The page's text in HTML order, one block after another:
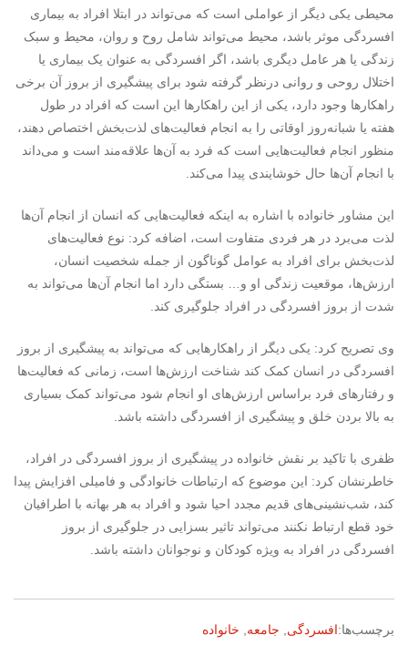
محیطی یکی دیگر از عواملی است که می‌تواند در ابتلا افراد به بیماری
افسردگی موثر باشد، محیط می‌تواند شامل روح و روان، محیط و سبک
زندگی یا هر عامل دیگری باشد، اگر افسردگی به عنوان یک بیماری یا
اختلال روحی و روانی درنظر گرفته شود برای پیشگیری از بروز آن برخی
راهکارها وجود دارد، یکی از این راهکارها این است که افراد در طول
هفته یا شبانه‌روز اوقاتی را به انجام فعالیت‌های لذت‌بخش اختصاص دهند،
منظور انجام فعالیت‌هایی است که فرد به آن‌ها علاقه‌مند است و می‌داند
با انجام آن‌ها حال خوشایندی پیدا می‌کند.
این مشاور خانواده با اشاره به اینکه فعالیت‌هایی که انسان از انجام آن‌ها
لذت می‌برد در هر فردی متفاوت است، اضافه کرد: نوع فعالیت‌های
لذت‌بخش برای افراد به عوامل گوناگون از جمله شخصیت انسان،
ارزش‌ها، موقعیت زندگی او و… بستگی دارد اما انجام آن‌ها می‌تواند به
شدت از بروز افسردگی در افراد جلوگیری کند.
وی تصریح کرد: یکی دیگر از راهکارهایی که می‌تواند به پیشگیری از بروز
افسردگی در انسان کمک کند شناخت ارزش‌ها است، زمانی که فعالیت‌ها
و رفتارهای فرد براساس‌ ارزش‌های او انجام شود می‌تواند کمک بسیاری
به بالا بردن خلق و پیشگیری از افسردگی داشته باشد.
ظفری با تاکید بر نقش خانواده در پیشگیری از بروز افسردگی در افراد،
خاطرنشان کرد: این موضوع که ارتباطات خانوادگی و فامیلی افزایش پیدا
کند، شب‌نشینی‌های قدیم مجدد احیا شود و افراد به هر بهانه با اطرافیان
خود قطع ارتباط نکنند می‌تواند تاثیر بسزایی در جلوگیری از بروز
افسردگی در افراد به ویژه کودکان و نوجوانان داشته باشد.
برچسب‌ها:افسردگی, جامعه, خانواده